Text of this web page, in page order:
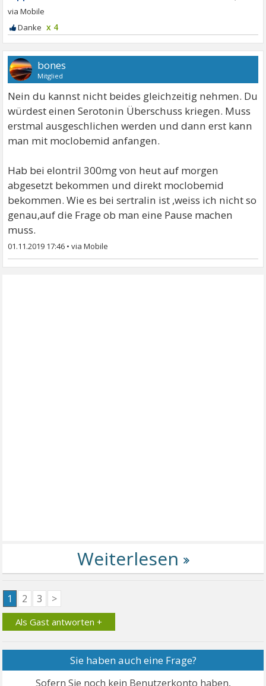
x 4
bones
Mitglied
Nein du kannst nicht beides gleichzeitig nehmen. Du
würdest einen Serotonin Überschuss kriegen. Muss
erstmal ausgeschlichen werden und dann erst kann
man mit moclobemid anfangen.
Hab bei elontril 300mg von heut auf morgen
abgesetzt bekommen und direkt moclobemid
bekommen. Wie es bei sertralin ist ,weiss ich nicht so
genau,auf die Frage ob man eine Pause machen
muss.
01.11.2019 17:46 •
1 2 3 >
Als Gast antworten +
Sie haben auch eine Frage?
Sofern Sie noch kein Benutzerkonto haben,